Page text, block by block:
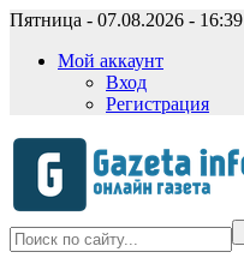
Пятница - 07.08.2026 - 16:39
Мой аккаунт
Вход
Регистрация